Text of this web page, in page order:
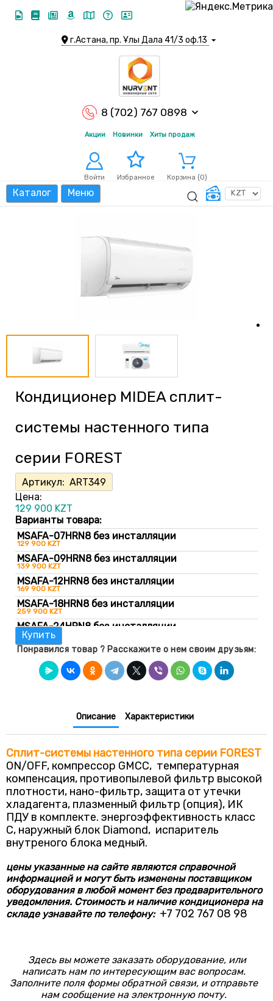
г.Астана, пр. Ұлы Дала 41/3 оф.13
8 (702) 767 0898
Акции Новинки Хиты продаж
Войти Избранное Корзина (0)
Каталог Меню
Кондиционер MIDEA cплит-
системы настенного типа
серии FOREST
Артикул: ART349
Цена:
129 900 KZT
Варианты товара:
MSAFA-07HRN8 без инсталляции
129 900 KZT
MSAFA-09HRN8 без инсталляции
139 900 KZT
MSAFA-12HRN8 без инсталляции
169 900 KZT
MSAFA-18HRN8 без инсталляции
259 900 KZT
MSAFA-24HRN8 без инсталляции
349 900 KZT
Купить
Понравился товар ? Расскажите о нем своим друзьям:
Описание Характеристики
Cплит-системы настенного типа серии FOREST
ON/OFF, компрессор GMCC, температурная
компенсация, противопылевой фильтр высокой
плотности, нано-фильтр, защита от утечки
хладагента, плазменный фильтр (опция), ИК
ПДУ в комплекте. энергоэффективность класс
C, наружный блок Diamond, испаритель
внутреного блока медный.
цены указанные на сайте являются справочной
информацией и могут быть изменены поставщиком
оборудования в любой момент без предварительного
уведомления. Стоимость и наличие кондиционера на
складе узнавайте по телефону: +7 702 767 08 98
Здесь вы можете заказать оборудование, или
написать нам по интересующим вас вопросам.
Заполните поля формы обратной связи, и отправьте
нам сообщение на электронную почту.